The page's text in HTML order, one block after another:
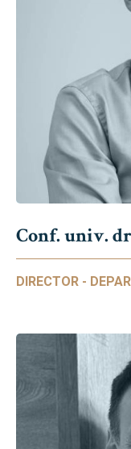
Conf. univ.
DIRECTOR -